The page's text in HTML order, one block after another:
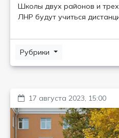
Школы двух районов и
ЛНР будут учиться
Рубрики
17 августа 2023, 15:00